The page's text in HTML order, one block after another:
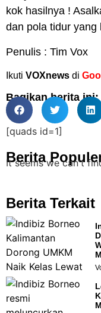
kok hasilnya !
dan pola tidur yang
Penulis : Tim Vox
Ikuti VOXnews di
Bagikan berita ini:
[quads id=1]
Berita
It seems we can't
Berita Terkait